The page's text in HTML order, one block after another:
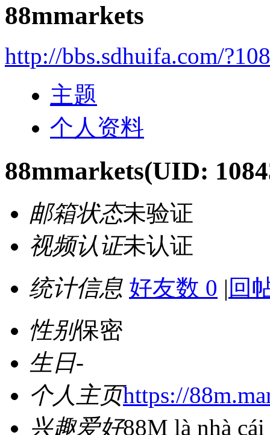
88mmarkets
http://bbs.sdhuifa.com/
主题
个人资料
88mmarkets(UID:
邮箱状态未验证
视频认证未认证
统计信息 好友数 0 | 回
性别保密
生日-
个人主页https://
兴趣爱好88M là nhà